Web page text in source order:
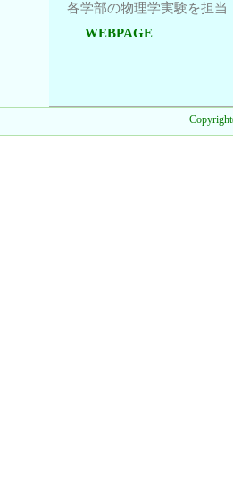
各学部の物理学実験を担当
WEBPAGE